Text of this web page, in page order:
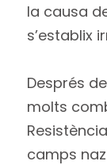
la causa
s’establix
Després
molts
camps